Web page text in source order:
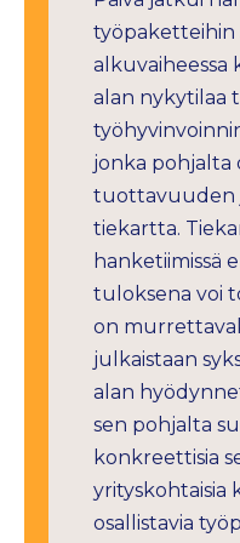
työpaketteihin
alkuvaiheessa
alan nykytilaa
jonka pohjalta
tuottavuuden
tiekartta.
hanketiimissä
tuloksena voi
on
julkaistaan
alan
sen pohjalta
konkreettisia
yrityskohtaisia
osallistavia